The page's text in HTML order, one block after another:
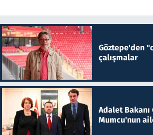
Göztepe'den
çalışmalar
Adalet Bakanı
Mumcu'nun